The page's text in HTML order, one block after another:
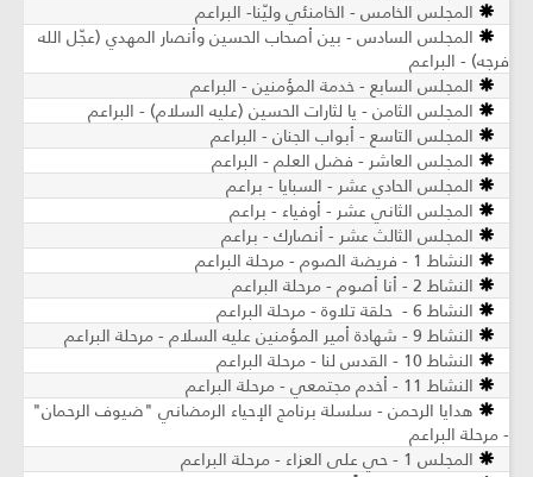
المجلس الخامس - الخامنئي وليّنا- البراعم
المجلس السادس - بين أصحاب الحسين وأنصار المهدي (عجّل الله
فرجه) - البراعم
المجلس السابع - خدمة المؤمنين - البراعم
المجلس الثامن - يا لثارات الحسين (عليه السلام) - البراعم
المجلس التاسع - أبواب الجنان - البراعم
المجلس العاشر - فضل العلم - البراعم
المجلس الحادي عشر - السبايا - براعم
المجلس الثاني عشر - أوفياء - براعم
المجلس الثالث عشر - أنصارك - براعم
النشاط 1 - فريضة الصوم - مرحلة البراعم
النشاط 2 - أنا أصوم - مرحلة البراعم
النشاط 6 - حلقة تلاوة - مرحلة البراعم
النشاط 9 - شهادة أمير المؤمنين عليه السلام - مرحلة البراعم
النشاط 10 - القدس لنا - مرحلة البراعم
النشاط 11 - أخدم مجتمعي - مرحلة البراعم
هدايا الرحمن - سلسلة برنامج الإحياء الرمضاني "ضيوف الرحمان"
- مرحلة البراعم
المجلس 1 - حي على العزاء - مرحلة البراعم